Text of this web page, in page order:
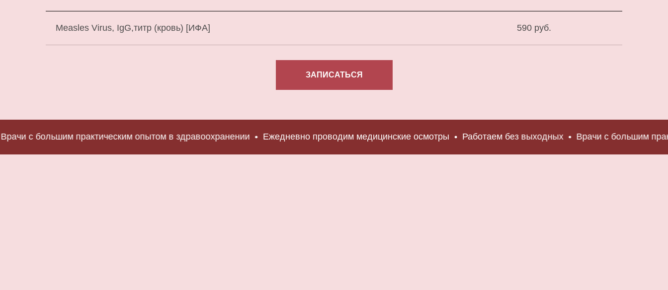
Measles Virus, IgG,титр (кровь) [ИФА] 590 руб.
ЗАПИСАТЬСЯ
с большим практическим опытом в здравоохранении Ежедневно проводим медицинские осмотры Работаем без выходных Врачи с большим